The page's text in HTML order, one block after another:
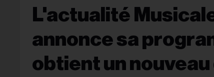
L'actualité
annonce sa
obtient un